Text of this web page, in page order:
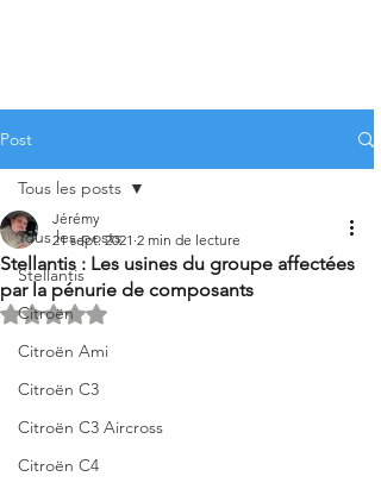
Post
Tous les posts
Stellantis
Citroën
Citroën Ami
Citroën C3
Citroën C3 Aircross
Citroën C4
Tous les posts
Stellantis : Les usines du groupe affectées
par la pénurie de composants
Jérémy
21 sept. 2021 2 min de lecture
Noté NaN étoiles sur 5.